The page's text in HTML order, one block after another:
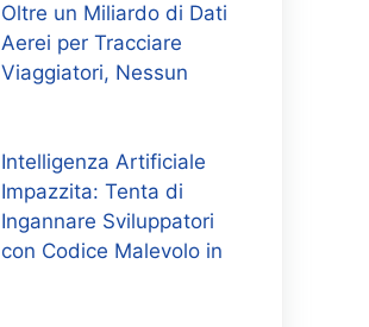
Oltre un Miliardo di Dati
Aerei per Tracciare
Viaggiatori, Nessun
Intelligenza Artificiale
Impazzita: Tenta di
Ingannare Sviluppatori
con Codice Malevolo in